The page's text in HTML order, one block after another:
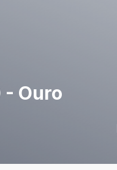
- Ouro